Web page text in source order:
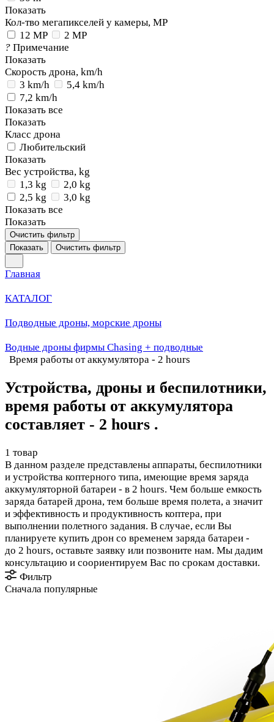
Показать
Кол-тво мегапикселей у камеры, MP
12 MP
2 MP
? Примечание
Показать
Скорость дрона, km/h
3 km/h
5,4 km/h
7,2 km/h
Показать все
Показать
Класс дрона
Любительский
Показать
Вес устройства, kg
1,3 kg
2,0 kg
2,5 kg
3,0 kg
Показать все
Показать
Очистить фильтр
Показать
Очистить фильтр
Главная
КАТАЛОГ
Подводные дроны, морские дроны
Водные дроны фирмы Chasing + подводные
Время работы от аккумулятора - 2 hours
Устройства, дроны и беспилотники,
время работы от аккумулятора
составляет - 2 hours .
1 товар
В данном разделе представлены аппараты, беспилотники
и устройства коптерного типа, имеющие время заряда
аккумуляторной батареи - в 2 hours. Чем больше емкость
заряда батарей дрона, тем больше время полета, а значит
и эффективность и продуктивность коптера, при
выполнении полетного задания. В случае, если Вы
планируете купить дрон со временем заряда батареи -
до 2 hours, оставьте заявку или позвоните нам. Мы дадим
консультацию и соориентируем Вас по срокам доставки.
Фильтр
Сначала популярные